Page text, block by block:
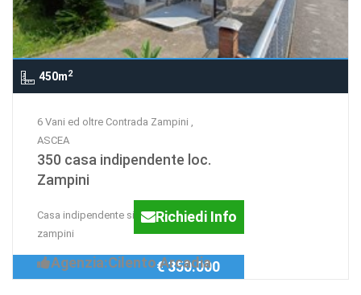
450m2
6 Vani ed oltre Contrada Zampini ,
ASCEA
350 casa indipendente loc.
Zampini
Casa indipendente situata a contrada
zampini
Richiedi Info
Agenzia:Cilento Arcadia
€ 350.000